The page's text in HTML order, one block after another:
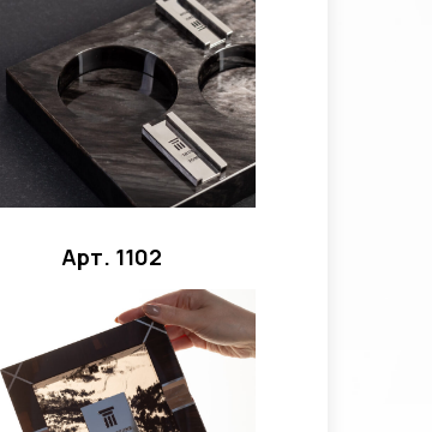
Арт. 1102